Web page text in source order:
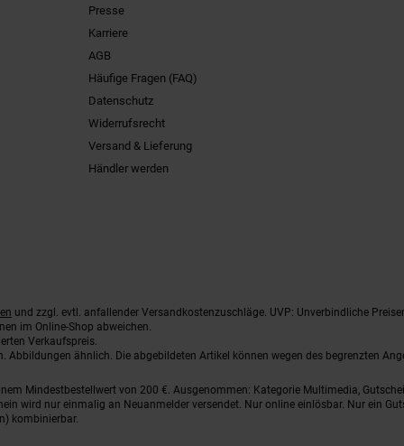
Presse
Karriere
AGB
Häufige Fragen (FAQ)
Datenschutz
Widerrufsrecht
Versand & Lieferung
Händler werden
und zzgl. evtl. anfallender Versandkostenzuschläge. UVP: Unverbindliche
im Online-Shop abweichen.
Verkaufspreis.
ähnlich. Die abgebildeten Artikel können wegen des begrenzten
Mindestbestellwert von 200 €. Ausgenommen: Kategorie Multimedia,
wird nur einmalig an Neuanmelder versendet. Nur online einlösbar. Nur ein
kombinierbar.